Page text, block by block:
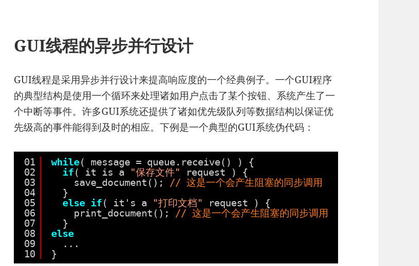
GUI线程的异步并行设计
GUI线程是采用异步并行设计来提高响应度的一个经典例子。一个GUI程序
的典型结构是使用一个循环来处理诸如用户点击了某个按钮、系统产生了一
个中断等事件。许多GUI系统还提供了诸如优先级队列等数据结构以保证优
先级高的事件能得到及时的相应。下例是一个典型的GUI系统伪代码：
01
02
03
04
05
06
07
08
09
10
while( message = queue.receive() ) {
if ( it is a "保存文件"
request ) {
save_document(); // 这是一个会产生阻塞的同步调用
}
else if ( it's a "打印文档"
request ) {
print_document(); // 这是一个会产生阻塞的同步调用
}
else
...
}